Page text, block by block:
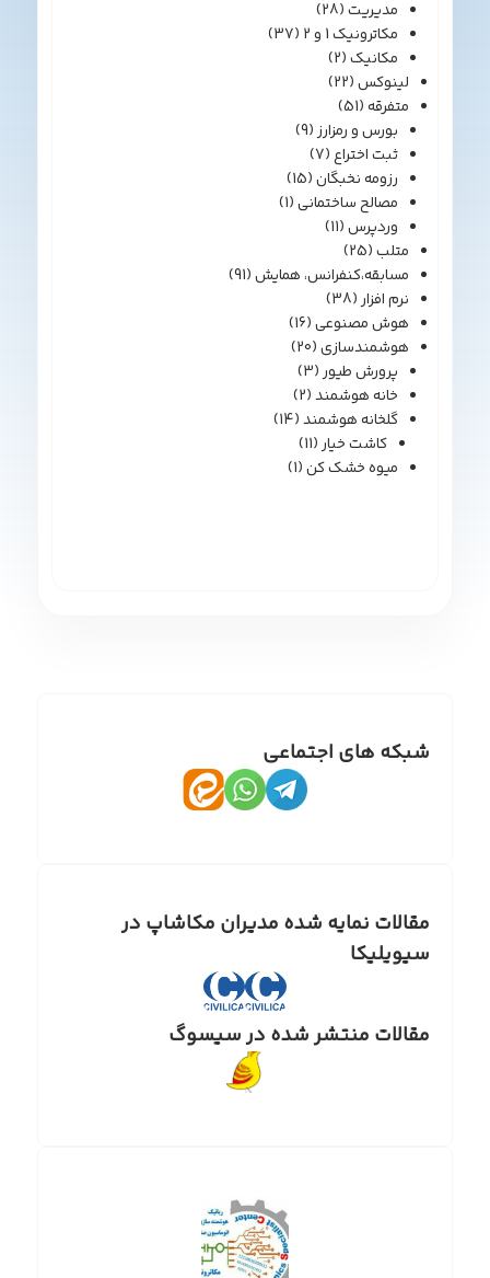
مدیریت(28)
مکاترونیک 1 و 2
(37)
مکانیک(2)
لینوکس(22)
متفرقه(51)
بورس و رمزارز(9)
ثبت اختراع(7)
رزومه نخبگان(15)
مصالح ساختمانی(1)
وردپرس(11)
متلب(25)
مسابقه،کنفرانس، همایش(91)
نرم افزار(38)
هوش مصنوعی(16)
هوشمندسازی(20)
پرورش طیور(3)
خانه هوشمند(2)
گلخانه هوشمند(14)
کاشت خیار(11)
میوه خشک کن(1)
شبکه های اجتماعی
مقالات نمایه شده مدیران مکاشاپ در
سیویلیکا
مقالات منتشر شده در سیسوگ